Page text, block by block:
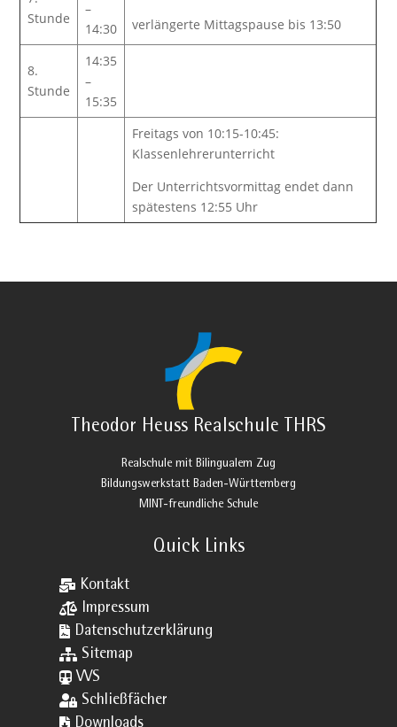
Stunde
–
14:30
verlängerte Mittagspause bis 13:50
8.
Stunde
14:35
–
15:35
Freitags von 10:15-10:45:
Klassenlehrerunterricht
Der Unterrichtsvormittag endet dann
spätestens 12:55 Uhr
Theodor Heuss Realschule THRS
Realschule mit Bilingualem Zug
Bildungswerkstatt Baden-Württemberg
MINT-freundliche Schule
Quick Links
 Kontakt
 Impressum
 Datenschutzerklärung
 Sitemap
 VVS
 Schließfächer
